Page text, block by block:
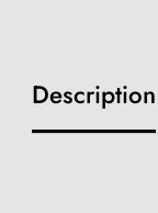
Description